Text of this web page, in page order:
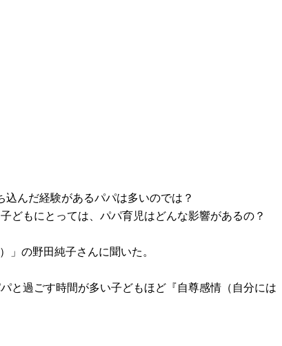
んだ経験があるパパは多いのでは？
どもにとっては、パパ育児はどんな影響があるの？
」の野田純子さんに聞いた。
と過ごす時間が多い子どもほど『自尊感情（自分には